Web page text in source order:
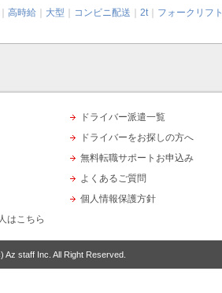
高時給 大型 コンビニ配送 2t｜ フォークリフト
はこちら
ドライバー派遣一覧
ドライバーをお探しの方へ
無料転職サポートお申込み
よくあるご質問
個人情報保護方針
Az staff Inc. All Right Reserved.